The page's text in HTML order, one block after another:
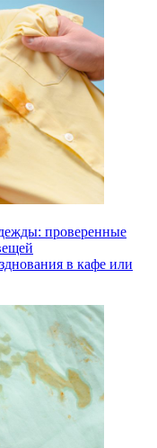
проверенные
в кафе или